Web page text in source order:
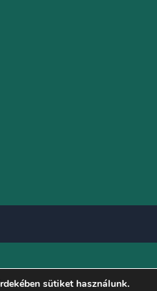
sütiket használunk.